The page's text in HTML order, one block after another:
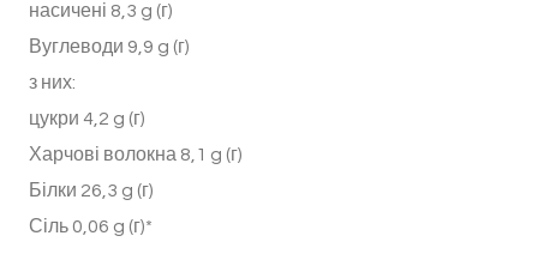
насичені 8,3 g (г)
Вуглеводи 9,9 g (г)
з них:
цукри 4,2 g (г)
Харчові волокна 8,1 g (г)
Білки 26,3 g (г)
Сіль 0,06 g (г)*